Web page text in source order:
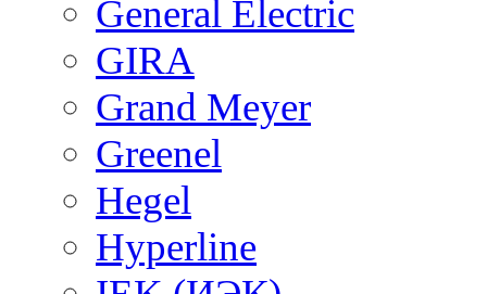
General Electric
GIRA
Grand Meyer
Greenel
Hegel
Hyperline